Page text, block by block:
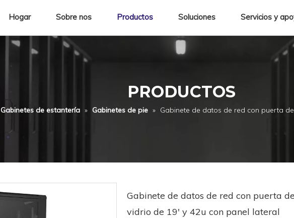
Hogar Sobre nos Productos Soluciones Servicios y
PRODUCTOS
Gabinetes de estantería » Gabinetes de pie » Gabinete de datos de red con puerta
Gabinete de datos de red con puerta de
vidrio de 19' y 42u con panel lateral